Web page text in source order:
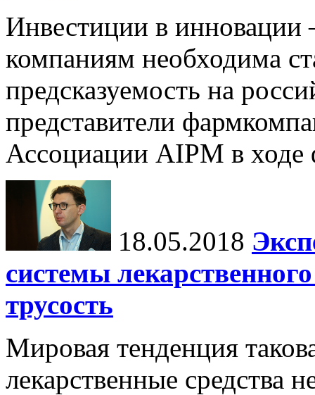
Инвестиции в
компаниям необходима
предсказуемость на
представители
Ассоциации AIPM в ходе
18.05.2018
системы
трусость
Мировая тенденция
лекарственные средства